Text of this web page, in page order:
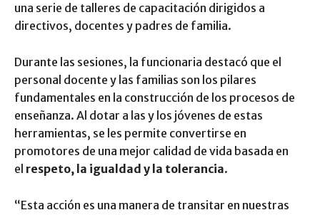
una serie de talleres de capacitación dirigidos a
directivos, docentes y padres de familia.
Durante las sesiones, la funcionaria destacó que el
personal docente y las familias son los pilares
fundamentales en la construcción de los procesos de
enseñanza. Al dotar a las y los jóvenes de estas
herramientas, se les permite convertirse en
promotores de una mejor calidad de vida basada en
el respeto, la igualdad y la tolerancia.
“Esta acción es una manera de transitar en nuestras